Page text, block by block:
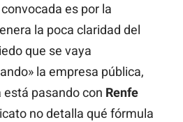
es por la
la poca claridad del
que se vaya
la empresa pública,
pasando con Renfe
no detalla qué fórmula